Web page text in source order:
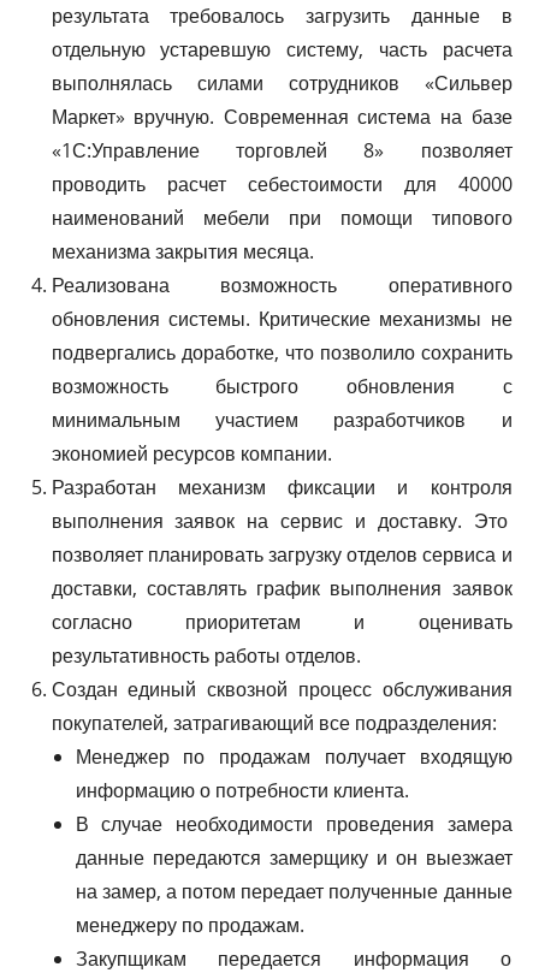
результата требовалось загрузить данные в
отдельную устаревшую систему, часть расчета
выполнялась силами сотрудников «Сильвер
Маркет» вручную. Современная система на базе
«1С:Управление торговлей 8» позволяет
проводить расчет себестоимости для 40000
наименований мебели при помощи типового
механизма закрытия месяца.
Реализована возможность оперативного
обновления системы. Критические механизмы не
подвергались доработке, что позволило сохранить
возможность быстрого обновления с
минимальным участием разработчиков и
экономией ресурсов компании.
Разработан механизм фиксации и контроля
выполнения заявок на сервис и доставку. Это
позволяет планировать загрузку отделов сервиса и
доставки, составлять график выполнения заявок
согласно приоритетам и оценивать
результативность работы отделов.
Создан единый сквозной процесс обслуживания
покупателей, затрагивающий все подразделения:
Менеджер по продажам получает входящую
информацию о потребности клиента.
В случае необходимости проведения замера
данные передаются замерщику и он выезжает
на замер, а потом передает полученные данные
менеджеру по продажам.
Закупщикам передается информация о